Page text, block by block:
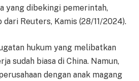
yang dibekingi pemerintah,
Reuters, Kamis (28/11/2024).
hukum yang melibatkan
sudah biasa di China. Namun,
dengan anak magang